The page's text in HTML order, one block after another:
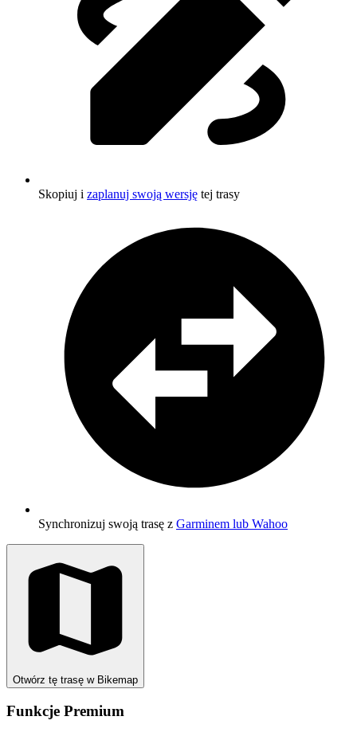
Skopiuj i zaplanuj swoją wersję tej trasy
Synchronizuj swoją trasę z Garminem lub Wahoo
Otwórz tę trasę w Bikemap
Funkcje Premium